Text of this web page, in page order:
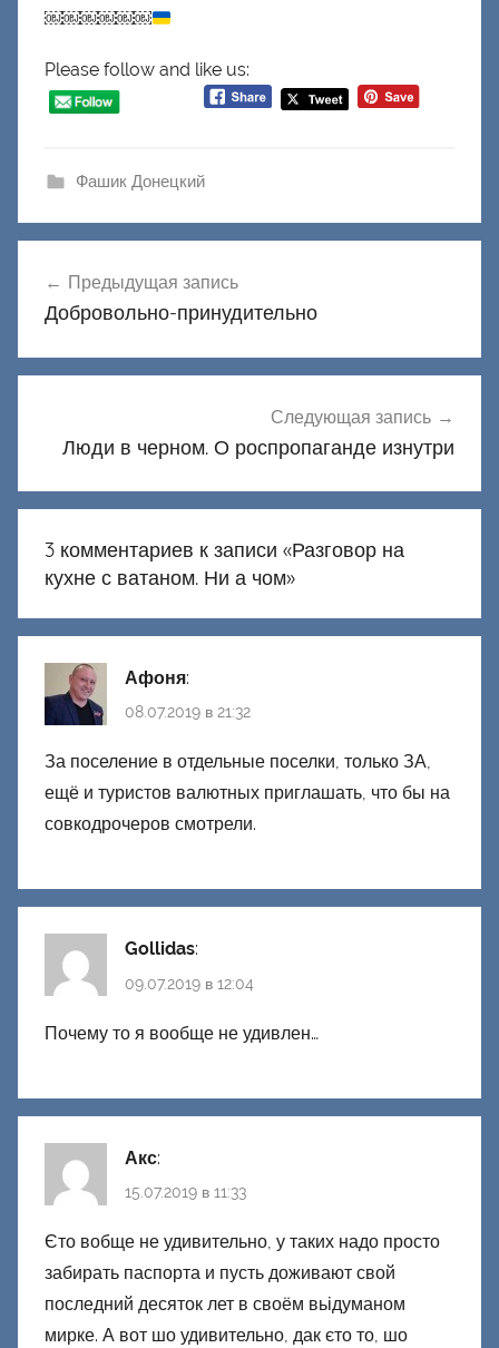
￼￼￼￼￼￼
Please follow and like us:
Фашик Донецкий
по
Предыдущая запись
Добровольно-принудительно
Следующая запись
Люди в черном. О роспропаганде изнутри
3 комментариев к записи «Разговор на
кухне с ватаном. Ни а чом»
Афоня:
08.07.2019 в 21:32
За поселение в отдельные поселки, только ЗА,
ещё и туристов валютных приглашать, что бы на
совкодрочеров смотрели.
Gollidas:
09.07.2019 в 12:04
Почему то я вообще не удивлен…
Акс:
15.07.2019 в 11:33
Єто вобще не удивительно, у таких надо просто
забирать паспорта и пусть доживают свой
последний десяток лет в своём вьідуманом
мирке. А вот шо удивительно, дак єто то, шо